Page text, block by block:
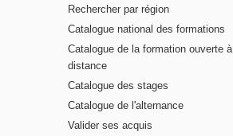
Rechercher par région
Catalogue national des formations
Catalogue de la formation ouverte à
distance
Catalogue des stages
Catalogue de l'alternance
Valider ses acquis